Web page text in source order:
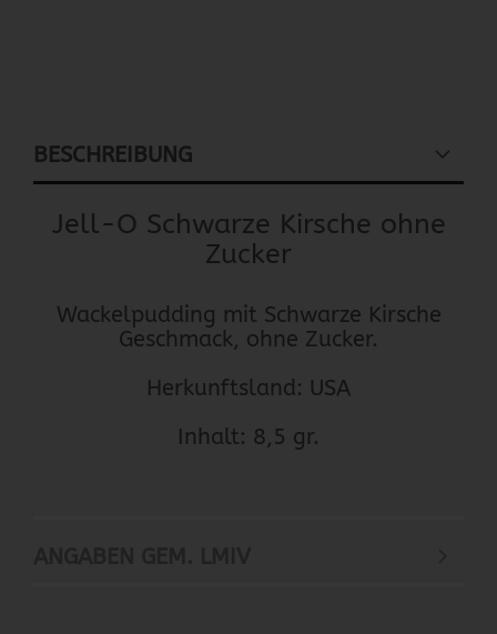
BESCHREIBUNG
Jell-O Schwarze Kirsche ohne
Zucker
Wackelpudding mit Schwarze Kirsche
Geschmack, ohne Zucker.
Herkunftsland: USA
Inhalt: 8,5 gr.